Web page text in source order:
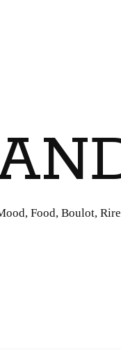
Food, Boulot, Rire